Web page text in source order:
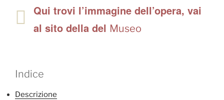
Qui trovi l’immagine dell’opera, vai
al sito della del Museo
Indice
Descrizione